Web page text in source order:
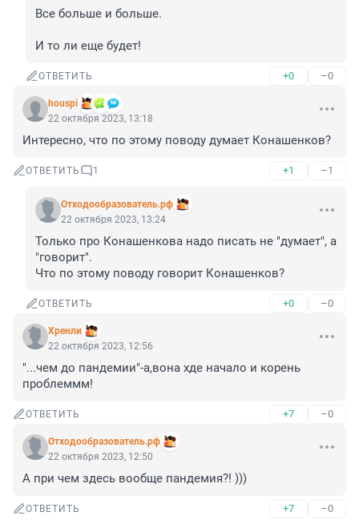
Все больше и больше.
И то ли еще будет!
ОТВЕТИТЬ +0 –0
houspi
22 октября 2023, 13:18
Интересно, что по этому поводу думает Конашенков?
ОТВЕТИТЬ 1 +1 –1
Отходообразователь.рф
22 октября 2023, 13:24
Только про Конашенкова надо писать не "думает", а
"говорит".
Что по этому поводу говорит Конашенков?
ОТВЕТИТЬ +0 –0
Хренли
22 октября 2023, 12:56
"...чем до пандемии"-а,вона хде начало и корень
проблеммм!
ОТВЕТИТЬ +7 –0
Отходообразователь.рф
22 октября 2023, 12:50
А при чем здесь вообще пандемия?! )))
ОТВЕТИТЬ +7 –0